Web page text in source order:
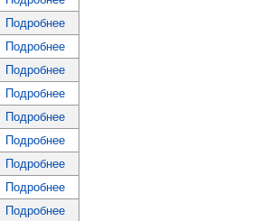
Подробнее
Подробнее
Подробнее
Подробнее
Подробнее
Подробнее
Подробнее
Подробнее
Подробнее